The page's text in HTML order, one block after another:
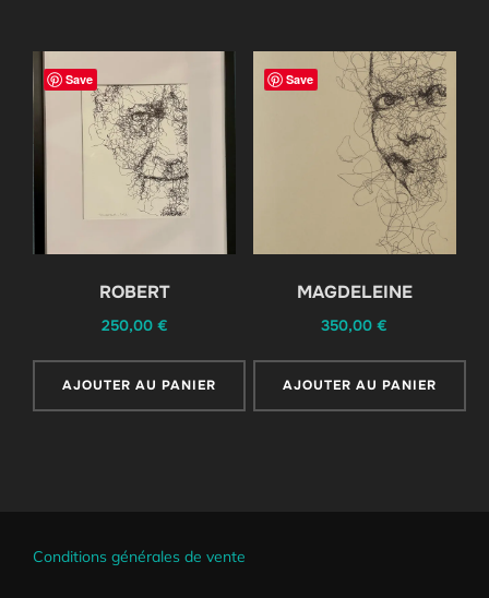
Save
ROBERT
250,00 €
AJOUTER AU PANIER
Save
MAGDELEINE
350,00€
AJOUTER AU PANIER
Conditions générales de vente